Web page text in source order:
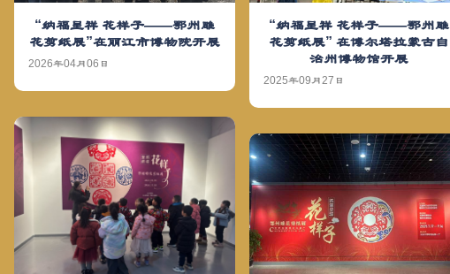
“纳福呈祥 花样子——鄂州雕
花剪纸展”在丽江市博物院开展
2026年04月06日
“纳福呈祥 花样子——鄂州雕
花剪纸展” 在博尔塔拉蒙古自
治州博物馆开展
2025年09月27日